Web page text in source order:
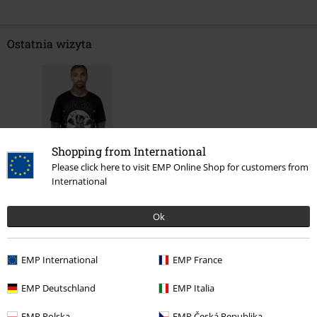
Shopping from International
Please click here to visit EMP Online Shop for customers from
International
Ok
EMP International EMP France
EMP Deutschland EMP Italia
Ostatnia wizyta
%
Więcej kategorii. Więcej możliwości.
Odzież Koszulki i Topy
Odzież & akcesoria Koszulki